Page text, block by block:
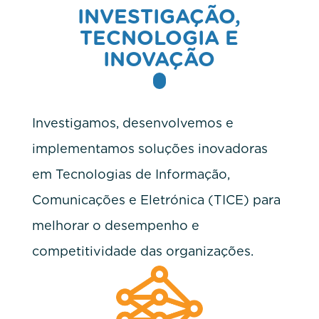
INVESTIGAÇÃO,
TECNOLOGIA E
INOVAÇÃO
Investigamos, desenvolvemos e
implementamos soluções inovadoras
em Tecnologias de Informação,
Comunicações e Eletrónica (TICE) para
melhorar o desempenho e
competitividade das organizações.